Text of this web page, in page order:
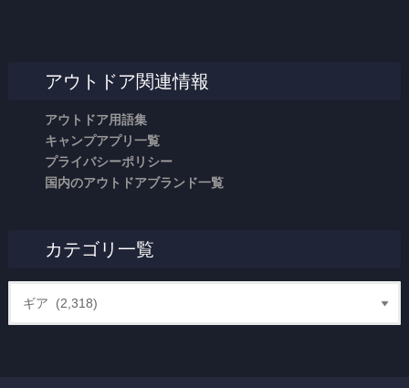
アウトドア関連情報
アウトドア用語集
キャンプアプリ一覧
プライバシーポリシー
国内のアウトドアブランド一覧
カテゴリ一覧